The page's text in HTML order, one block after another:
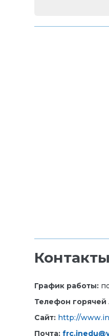
Контакты
График работы:
Телефон горячей
Сайт: http://
Почта: